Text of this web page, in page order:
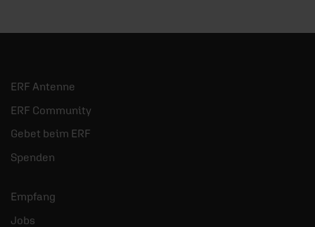
ERF Antenne
ERF Community
Gebet beim ERF
Spenden
Empfang
Jobs